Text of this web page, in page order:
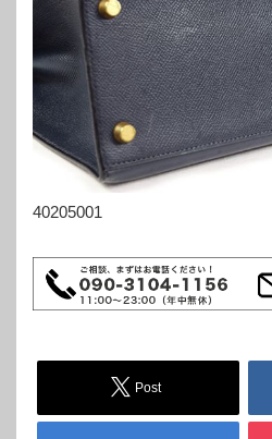
40205001
Post